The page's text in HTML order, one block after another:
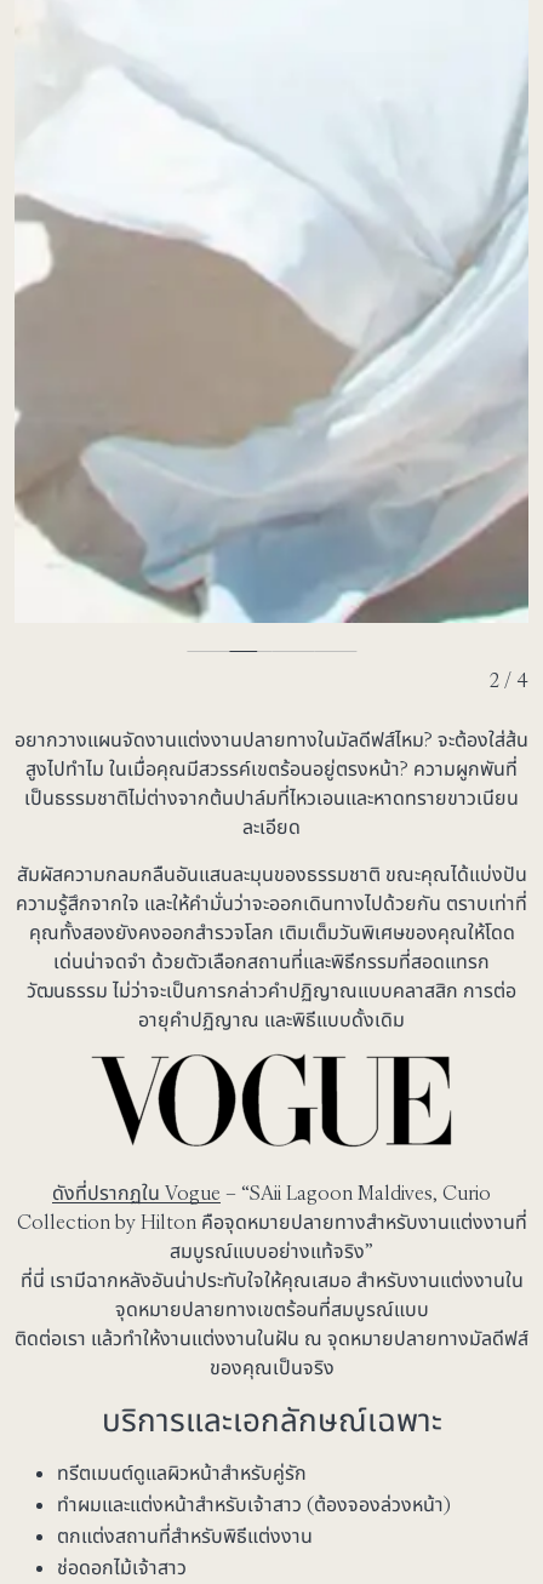
2 / 4
อยากวางแผนจัดงานแต่งงานปลายทางในมัลดีฟส์ไหม? จะต้องใส่ส้น
สูงไปทำไม ในเมื่อคุณมีสวรรค์เขตร้อนอยู่ตรงหน้า? ความผูกพันที่
เป็นธรรมชาติไม่ต่างจากต้นปาล์มที่ไหวเอนและหาดทรายขาวเนียน
ละเอียด
สัมผัสความกลมกลืนอันแสนละมุนของธรรมชาติ ขณะคุณได้แบ่งปัน
ความรู้สึกจากใจ และให้คำมั่นว่าจะออกเดินทางไปด้วยกัน ตราบเท่าที่
คุณทั้งสองยังคงออกสำรวจโลก เติมเต็มวันพิเศษของคุณให้โดด
เด่นน่าจดจำ ด้วยตัวเลือกสถานที่และพิธีกรรมที่สอดแทรก
วัฒนธรรม ไม่ว่าจะเป็นการกล่าวคำปฏิญาณแบบคลาสสิก การต่อ
อายุคำปฏิญาณ และพิธีแบบดั้งเดิม
ดังที่ปรากฏใน Vogue – “SAii Lagoon Maldives, Curio
Collection by Hilton คือจุดหมายปลายทางสำหรับงานแต่งงานที่
สมบูรณ์แบบอย่างแท้จริง”
ที่นี่ เรามีฉากหลังอันน่าประทับใจให้คุณเสมอ สำหรับงานแต่งงานใน
จุดหมายปลายทางเขตร้อนที่สมบูรณ์แบบ
ติดต่อเรา แล้วทำให้งานแต่งงานในฝัน ณ จุดหมายปลายทางมัลดีฟส์
ของคุณเป็นจริง
บริการและเอกลักษณ์เฉพาะ
ทรีตเมนต์ดูแลผิวหน้าสำหรับคู่รัก
ทำผมและแต่งหน้าสำหรับเจ้าสาว (ต้องจองล่วงหน้า)
ตกแต่งสถานที่สำหรับพิธีแต่งงาน
ช่อดอกไม้เจ้าสาว